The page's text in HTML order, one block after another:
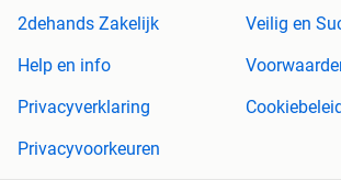
2dehands Zakelijk
Veilig en
Help en info
Privacyverklaring
Privacyvoorkeuren